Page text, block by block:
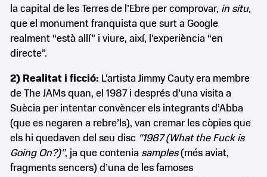
la capital de les Terres de l’Ebre per comprovar, in situ,
que el monument franquista que surt a Google
realment “està allí” i viure, així, l’experiència “en
directe”.
2) Realitat i ficció: L’artista Jimmy Cauty era membre
de The JAMs quan, el 1987 i després d’una visita a
Suècia per intentar convèncer els integrants d’Abba
(que es negaren a rebre’ls), van cremar les còpies que
els hi quedaven del seu disc “1987 (What the Fuck is
Going On?)”, ja que contenia samples(més aviat,
fragments sencers) d’una de les famoses